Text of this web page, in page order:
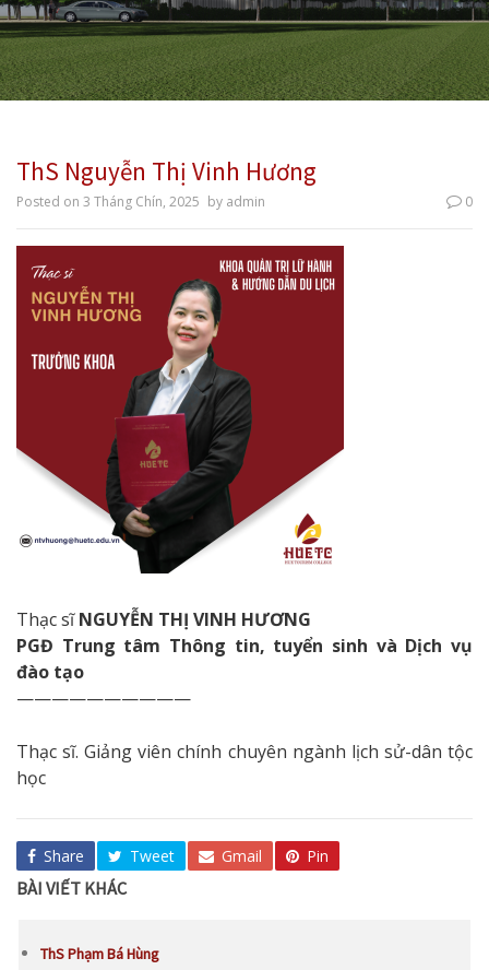
ThS Nguyễn Thị Vinh Hương
Posted on 3 Tháng Chín, 2025 by admin 0
Thạc sĩNGUYỄN THỊ VINH HƯƠNG
PGĐ Trung tâm Thông tin, tuyển sinh và Dịch vụ
đào tạo
——————————
Thạc sĩ. Giảng viên chính chuyên ngành lịch sử-dân tộc
học
Share Tweet Gmail Pin
BÀI VIẾT KHÁC
ThS Phạm Bá Hùng